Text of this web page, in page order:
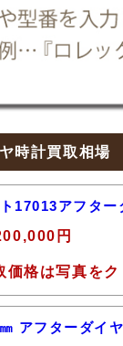
時計買取相場
17013アフタ
円
価格は写真を
アフターダイ